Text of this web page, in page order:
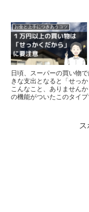
お金と上手につきあうコツ
日頃、スーパーの買い物
きな支出となると「せっ
こんなこと、ありません
の機能がついたこのタイ
ス